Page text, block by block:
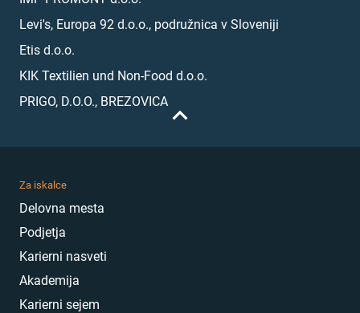
Levi's, Europa 92 d.o.o., podružnica v Sloveniji
Etis d.o.o.
KIK Textilien und Non-Food d.o.o.
PRIGO, D.O.O., BREZOVICA
Za iskalce
Delovna mesta
Podjetja
Karierni nasveti
Akademija
Karierni sejem